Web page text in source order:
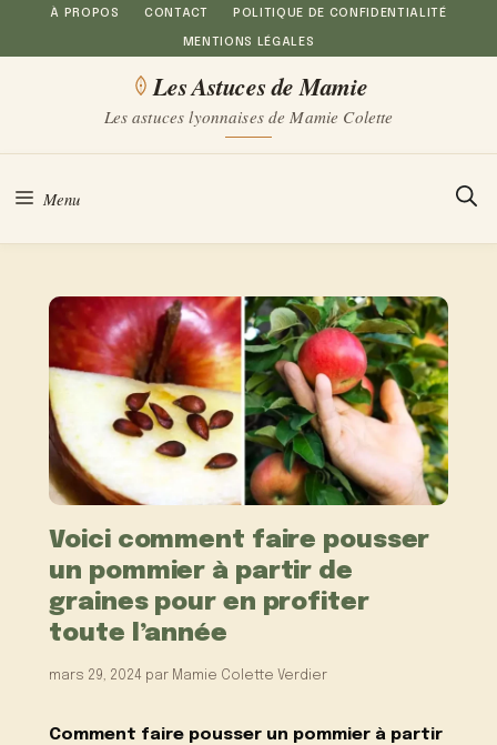
Aller
au
À PROPOS CONTACT POLITIQUE DE CONFIDENTIALITÉ
MENTIONS LÉGALES
Les Astuces de Mamie
Les astuces lyonnaises de Mamie Colette
Menu
Voici comment faire pousser
un pommier à partir de
graines pour en profiter
toute l’année
mars 29, 2024 par Mamie Colette Verdier
Comment faire pousser un pommier à partir